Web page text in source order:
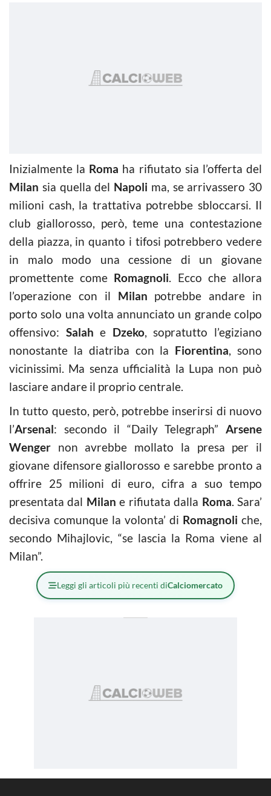
Inizialmente la Roma ha rifiutato sia l’offerta del
Milan sia quella del Napoli ma, se arrivassero 30
milioni cash, la trattativa potrebbe sbloccarsi. Il
club giallorosso, però, teme una contestazione
della piazza, in quanto i tifosi potrebbero vedere
in malo modo una cessione di un giovane
promettente come Romagnoli. Ecco che allora
l’operazione con il Milan potrebbe andare in
porto solo una volta annunciato un grande colpo
offensivo: Salahe Dzeko, sopratutto l’egiziano
nonostante la diatriba con la Fiorentina, sono
vicinissimi. Ma senza ufficialità la Lupa non può
lasciare andare il proprio centrale.
In tutto questo, però, potrebbe inserirsi di nuovo
l’Arsenal: secondo il “Daily Telegraph” Arsene
Wenger non avrebbe mollato la presa per il
giovane difensore giallorosso e sarebbe pronto a
offrire 25 milioni di euro, cifra a suo tempo
presentata dal Milan e rifiutata dalla Roma. Sara’
decisiva comunque la volonta’ di Romagnoli che,
secondo Mihajlovic, “se lascia la Roma viene al
Milan”.
Leggi gli articoli più recenti diCalciomercato